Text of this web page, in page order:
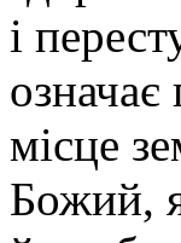
і
місце
Божий,